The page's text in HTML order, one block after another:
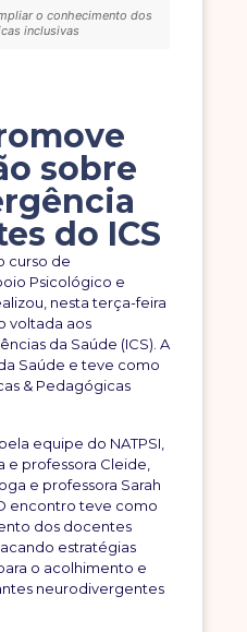
o conhecimento dos
inclusivas
sobre
do ICS
curso de
Psicológico e
nesta terça-feira
voltada aos
da Saúde (ICS). A
Saúde e teve como
& Pedagógicas
equipe do NATPSI,
e professora Cleide,
e professora Sarah
encontro teve como
dos docentes
estratégias
o acolhimento e
neurodivergentes